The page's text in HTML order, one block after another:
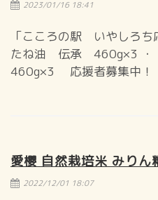
2023/01/16 18:41
「こころの駅 いやしろち
たね油 伝承
460g×3 応援者募集中！
愛櫻 自然栽培米 みりん
2022/12/01 18:07